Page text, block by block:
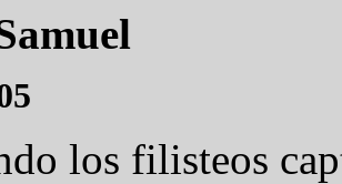
los filisteos